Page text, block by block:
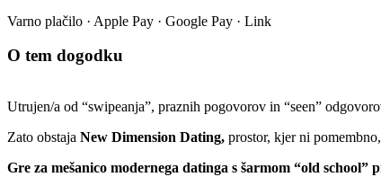
Varno plačilo · Apple Pay · Google Pay · Link
O tem dogodku
Utrujen/a od “swipeanja”, praznih pogovorov in “seen”
Zato obstaja New Dimension Dating, prostor, kjer ni
Gre za mešanico modernega datinga s šarmom “old school”